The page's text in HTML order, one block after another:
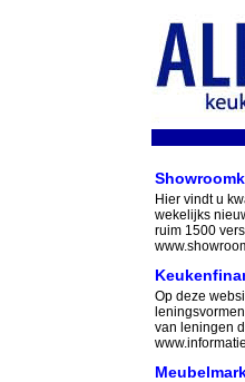
Hier vindt u
wekelijks
ruim 1500
Op deze
van leningen